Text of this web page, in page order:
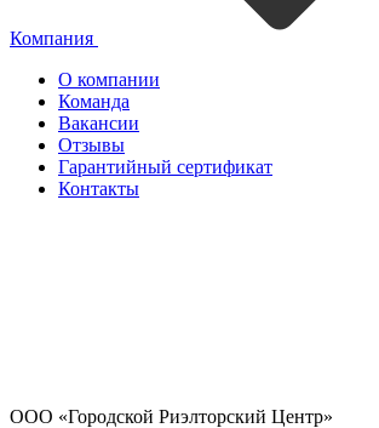
Компания
О компании
Команда
Вакансии
Отзывы
Гарантийный сертификат
Контакты
ООО «Городской Риэлторский Центр»